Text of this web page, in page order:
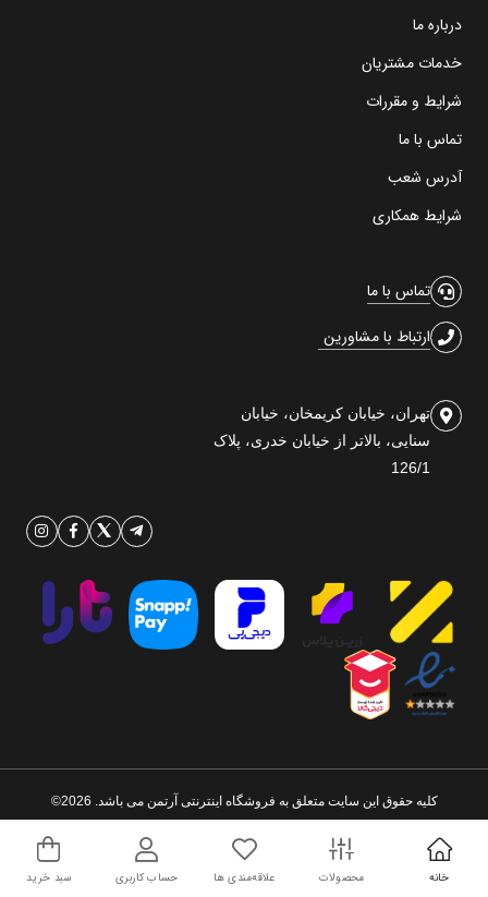
درباره ما
خدمات مشتریان
شرایط و مقررات
تماس با ما
آدرس شعب
شرایط همکاری
تماس با ما
ارتباط با مشاورین
تهران، خیابان کریمخان، خیابان
سنایی، بالاتر از خیابان خدری، پلاک
126/1
کلیه حقوق این سایت متعلق به فروشگاه اینترنتی آرتمن می باشد. 2026©
خانه محصولات علاقه‌مندی ها حساب کاربری سبد خرید